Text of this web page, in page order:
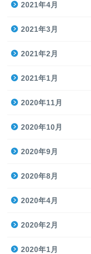
2021年4月
2021年3月
2021年2月
2021年1月
2020年11月
2020年10月
2020年9月
2020年8月
2020年4月
2020年2月
2020年1月